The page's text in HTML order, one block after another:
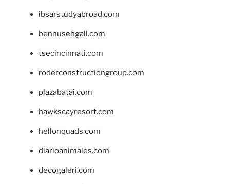
ibsarstudyabroad.com
bennusehgall.com
tsecincinnati.com
roderconstructiongroup.com
plazabatai.com
hawkscayresort.com
hellonquads.com
diarioanimales.com
decogaleri.com